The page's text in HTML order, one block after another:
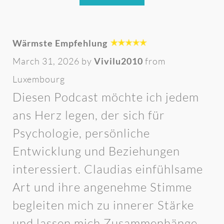
Wärmste Empfehlung
March 31, 2026 by Vivilu2010 from
Luxembourg
Diesen Podcast möchte ich jedem
ans Herz legen, der sich für
Psychologie, persönliche
Entwicklung und Beziehungen
interessiert. Claudias einfühlsame
Art und ihre angenehme Stimme
begleiten mich zu innerer Stärke